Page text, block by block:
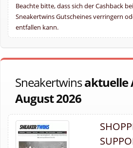
Beachte bitte, dass sich der Cashback
Sneakertwins Gutscheines verringern
entfallen kann.
Sneakertwinsaktuelle
August 2026